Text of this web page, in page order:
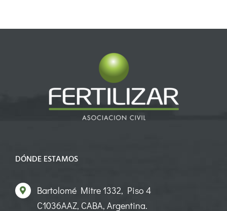
DÓNDE ESTAMOS
Bartolomé Mitre 1332, Piso 4
C1036AAZ, CABA, Argentina.